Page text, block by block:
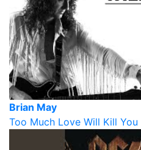
Brian May
Too Much Love Will Kill You